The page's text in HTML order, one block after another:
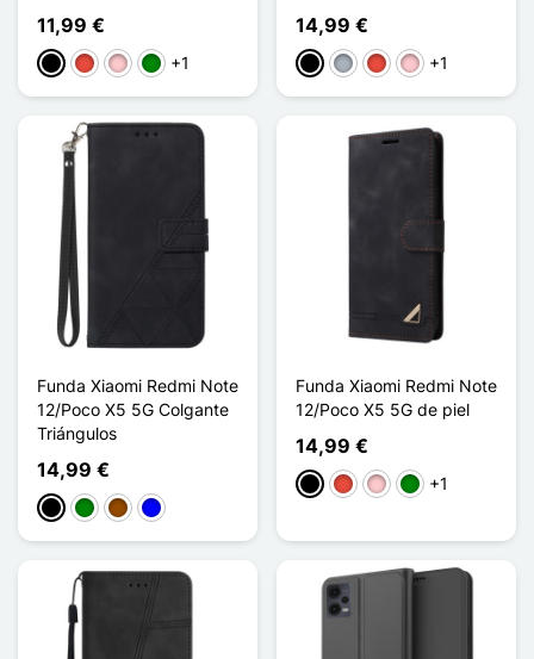
11,99 €
NegroRojoRosaVerde
+1
14,99 €
NegroGris RojoRosa+1
Funda Xiaomi Redmi Note
12/Poco X5 5G Colgante
Triángulos
14,99 €
NegroVerdeMarrón
Azul
Funda Xiaomi Redmi Note
12/Poco X5 5G de piel
14,99 €
NegroRojoRosaVerde
+1